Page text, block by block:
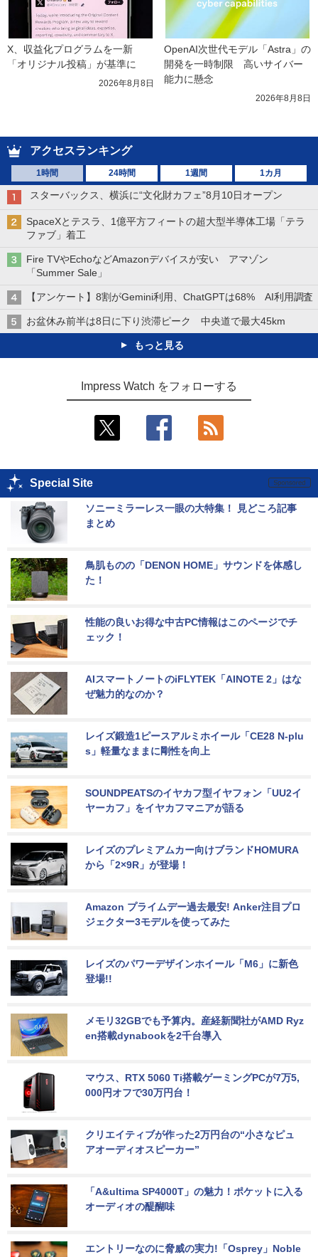
X、収益化プログラムを一新
「オリジナル投稿」が基準に
2026年8月8日
OpenAI次世代モデル「Astra」の
開発を一時制限　高いサイバー
能力に懸念
2026年8月8日
アクセスランキング
1時間 24時間 1週間 1カ月
スターバックス、横浜に“文化財カフェ”8月10日オープン
SpaceXとテスラ、1億平方フィートの超大型半導体工場「テラ
ファブ」着工
Fire TVやEchoなどAmazonデバイスが安い アマゾン
「Summer Sale」
【アンケート】8割がGemini利用、ChatGPTは68% AI利用調査
お盆休み前半は8日に下り渋滞ピーク 中央道で最大45km
もっと見る
Impress Watch をフォローする
Special Site
ソニーミラーレス一眼の大特集！ 見どころ記事
まとめ
鳥肌ものの「DENON HOME」サウンドを体感し
た！
性能の良いお得な中古PC情報はこのページでチ
ェック！
AIスマートノートのiFLYTEK「AINOTE 2」はな
ぜ魅力的なのか？
レイズ鍛造1ピースアルミホイール「CE28 N-plu
s」軽量なままに剛性を向上
SOUNDPEATSのイヤカフ型イヤフォン「UU2イ
ヤーカフ」をイヤカフマニアが語る
レイズのプレミアムカー向けブランドHOMURA
から「2×9R」が登場！
Amazon プライムデー過去最安! Anker注目プロ
ジェクター3モデルを使ってみた
レイズのパワーデザインホイール「M6」に新色
登場!!
メモリ32GBでも予算内。産経新聞社がAMD Ryz
en搭載dynabookを2千台導入
マウス、RTX 5060 Ti搭載ゲーミングPCが7万5,
000円オフで30万円台！
クリエイティブが作った2万円台の“小さなピュ
アオーディオスピーカー”
「A&ultima SP4000T」の魅力！ポケットに入る
オーディオの醍醐味
エントリーなのに脅威の実力!「Osprey」Noble